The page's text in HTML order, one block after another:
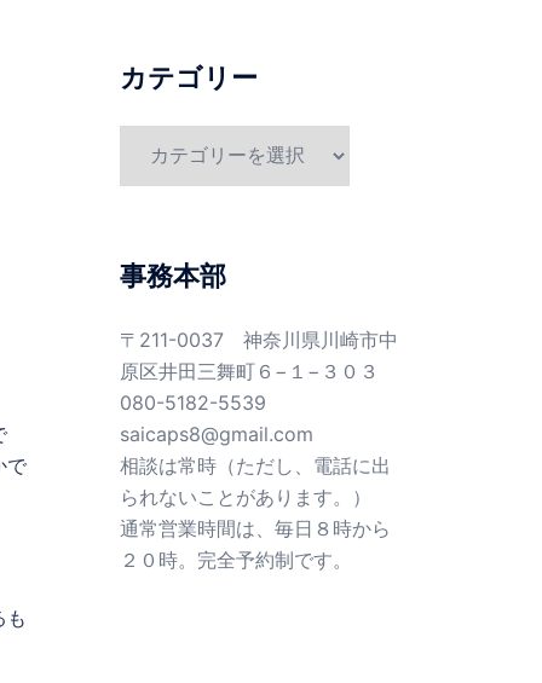
で
も
カテゴリー
ー
事務本部
〒211-0037 神奈川県川崎市中
原区井田三舞町６−１−３０３
080-5182-5539
saicaps8@gmail.com
相談は常時（ただし、電話に出
られないことがあります。）
通常営業時間は、毎日８時から
２０時。完全予約制です。